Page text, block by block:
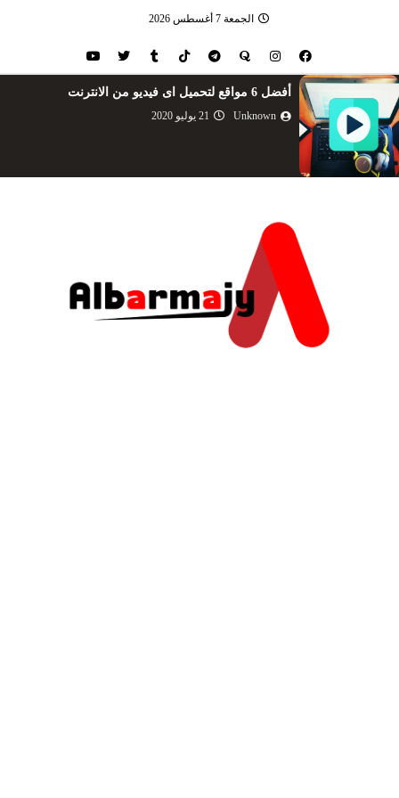
الجمعة 7 أغسطس 2026
أفضل 6 مواقع لتحميل اى فيديو من الانترنت
Unknown 21 يوليو 2020